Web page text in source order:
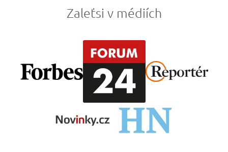
Zaleťsi v médiích